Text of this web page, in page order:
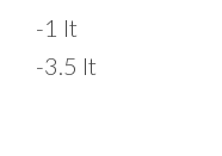
-1 lt
-3.5 lt